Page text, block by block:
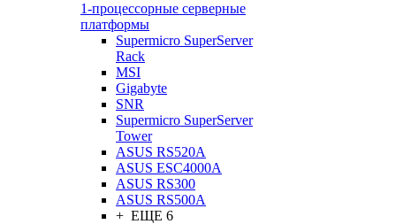
1-процессорные серверные
платформы
Supermicro SuperServer
Rack
MSI
Gigabyte
SNR
Supermicro SuperServer
Tower
ASUS RS520A
ASUS ESC4000A
ASUS RS300
ASUS RS500A
+ ЕЩЕ 6